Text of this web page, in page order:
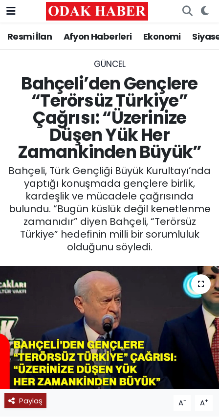
Resmi İlan Afyon Haberleri Ekonomi
GÜNCEL
Bahçeli’den Gençlere
“Terörsüz Türkiye”
Çağrısı: “Üzerinize
Düşen Yük Her
Zamankinden Büyük”
Bahçeli, Türk Gençliği Büyük Kurultayı’nda
yaptığı konuşmada gençlere birlik,
kardeşlik ve mücadele çağrısında
bulundu. “Bugün küslük değil kenetlenme
zamanıdır” diyen Bahçeli, “Terörsüz
Türkiye” hedefinin milli bir sorumluluk
olduğunu söyledi.
Paylaş A- A+
AFYONKARAHİSAR HABERLERİ
ASAYİŞ
GÜNCEL
SİYASET
EĞİTİM
MAGAZİN
SAĞLIK
SPOR
Nöbetçi Eczaneler
Trafik Durumu
Süper Lig Puan Durumu ve Fikstür
Tüm Manşetler
Son Dakika Haberleri
Haber Arşivi